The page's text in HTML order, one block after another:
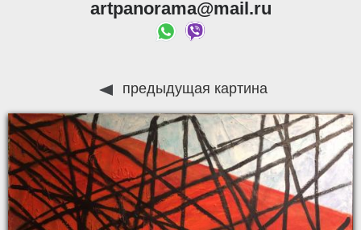
artpanorama@mail.ru
предыдущая картина